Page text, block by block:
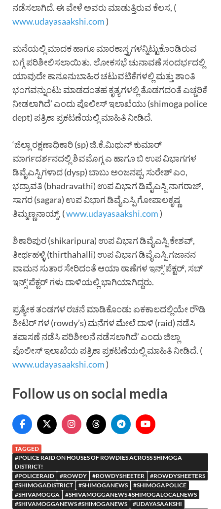
ನಡೆಸಲಾಗಿದೆ. ಈ ವೇಳೆ ಅವರು ಮಾಡುತ್ತಿರುವ ಕೆಲಸ, (
www.udayasaakshi.com)
ಮನೆಯಲ್ಲಿ ಮಾದಕ ಹಾಗೂ ಮಾರಕಾಸ್ತ್ರಗಳನ್ನಿಟ್ಟುಕೊಂಡಿರುವ
ಬಗ್ಗೆ ಪರಿಶೀಲಿಸಲಾಯಿತು. ಲೋಕಸಭೆ ಚುನಾವಣೆ ಸಂದರ್ಭದಲ್ಲಿ
ಯಾವುದೇ ಕಾನೂನುಬಾಹಿರ ಚಟುವಟಿಕೆಗಳಲ್ಲಿ ಮತ್ತು ಶಾಂತಿ
ಭಂಗವನ್ನುಂಟು ಮಾಡದಂತಹ ಕೃತ್ಯಗಳಲ್ಲಿ ತೊಡಗದಂತೆ ಎಚ್ಚರಿಕೆ
ನೀಡಲಾಗಿದೆ’ ಎಂದು ಪೊಲೀಸ್ ಇಲಾಖೆಯು (shimoga police
dept) ಪತ್ರಿಕಾ ಪ್ರಕಟಣೆಯಲ್ಲಿ ಮಾಹಿತಿ ನೀಡಿದೆ.
‘ಜಿಲ್ಲಾ ರಕ್ಷಣಾಧಿಕಾರಿ (sp) ಜಿ.ಕೆ.ಮಿಥುನ್ ಕುಮಾರ್
ಮಾರ್ಗದರ್ಶನದಲ್ಲಿ ಶಿವಮೊಗ್ಗ ಎ ಹಾಗೂ ಬಿ ಉಪ ವಿಭಾಗಗಳ
ಡಿವೈಎಸ್ಪಿಗಳಾದ (dysp) ಬಾಬು ಅಂಜನಪ್ಪ, ಸುರೇಶ್ ಎಂ,
ಭದ್ರಾವತಿ (bhadravathi) ಉಪ ವಿಭಾಗ ಡಿವೈಎಸ್ಪಿ ನಾಗರಾಜ್,
ಸಾಗರ (sagara) ಉಪ ವಿಭಾಗ ಡಿವೈಎಸ್ಪಿ ಗೋಪಾಲಕೃಷ್ಣ
ತಿಮ್ಮಣ್ಣನಾಯ್ಕ್, (www.udayasaakshi.com)
ಶಿಕಾರಿಪುರ (shikaripura) ಉಪ ವಿಭಾಗ ಡಿವೈಎಸ್ಪಿ ಕೇಶವ್,
ತೀರ್ಥಹಳ್ಳಿ (thirthahalli) ಉಪ ವಿಭಾಗ ಡಿವೈಎಸ್ಪಿ ಗಜಾನನ
ವಾಮನ ಸುತಾರ ಸೇರಿದಂತೆ ಆಯಾ ಠಾಣೆಗಳ ಇನ್ಸ್’ಪೆಕ್ಟರ್, ಸಬ್
ಇನ್ಸ್’ಪೆಕ್ಟರ್ ಗಳು ದಾಳಿಯಲ್ಲಿ ಭಾಗಿಯಾಗಿದ್ದರು.
ಪ್ರತ್ಯೇಕ ತಂಡಗಳ ರಚನೆ ಮಾಡಿಕೊಂಡು ಏಕಕಾಲದಲ್ಲಿಯೇ ರೌಡಿ
ಶೀಟರ್ ಗಳ (rowdy’s) ಮನೆಗಳ ಮೇಲೆ ದಾಳಿ (raid) ನಡೆಸಿ
ತಪಾಸಣೆ ನಡೆಸಿ ಪರಿಶೀಲನೆ ನಡೆಸಲಾಗಿದೆ’ ಎಂದು ಜಿಲ್ಲಾ
ಪೊಲೀಸ್ ಇಲಾಖೆಯ ಪತ್ರಿಕಾ ಪ್ರಕಟಣೆಯಲ್ಲಿ ಮಾಹಿತಿ ನೀಡಿದೆ. (
www.udayasaakshi.com)
Follow us on social media
TAGGED
#POLICE RAID ON HOUSES OF ROWDIES ACROSS SHIMOGA
DISTRICT!
#POLICERAID
#ROWDY #ROWDYSHEETER
#ROWDYSHEETERS
#SHIMOGADISTRICT
#SHIMOGANEWS
#SHIMOGAPOLICE
#SHIVAMOGGA
#SHIVAMOGGANEWS #SHIMOGALOCALNEWS
#SHIVAMOGGANEWS #SHIMOGANEWS
#UDAYASAAKSHI